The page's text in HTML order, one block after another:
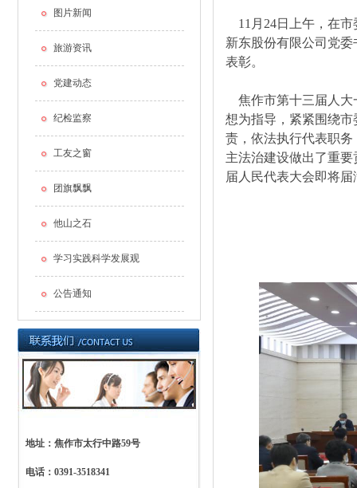
图片新闻
旅游资讯
党建动态
纪检监察
工友之窗
团旗飘飘
他山之石
学习实践科学发展观
公告通知
地址：焦作市太行中路59号
电话：0391-3518341
11月24日上午，在市
新东股份有限公司党
表彰。
焦作市第十三届人大
想为指导，紧紧围绕
责，依法执行代表职
主法治建设做出了重
届人民代表大会即将